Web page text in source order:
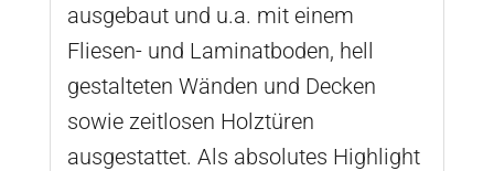
ausgebaut und u.a. mit einem
Fliesen- und Laminatboden, hell
gestalteten Wänden und Decken
sowie zeitlosen Holztüren
ausgestattet. Als absolutes Highlight